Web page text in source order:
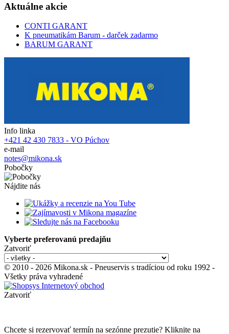
Aktuálne akcie
CONTI GARANT
K pneumatikám Barum - darček zadarmo
BARUM GARANT
Info linka
+421 42 430 7833 - VO Púchov
e-mail
notes@mikona.sk
Pobočky
Nájdite nás
Vyberte preferovanú predajňu
Zatvoriť
© 2010 - 2026 Mikona.sk - Pneuservis s tradíciou od roku 1992 -
Všetky práva vyhradené
Zatvoriť
Chcete si rezervovať termín na sezónne prezutie? Kliknite na